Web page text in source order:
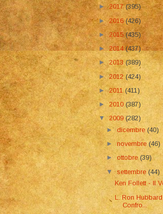
►2017(395)
►2016(426)
►2015(435)
►2014(437)
►2013(389)
►2012(424)
►2011(411)
►2010(387)
▼2009 (282)
►dicembre(40)
►novembre(46)
►ottobre(39)
▼settembre(44)
Ken Follett - Il
L. Ron
Confro...